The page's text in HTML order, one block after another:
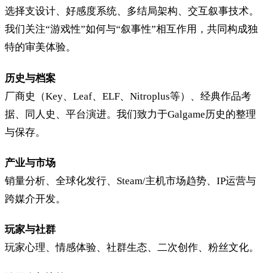
选择支设计、好感度系统、多结局架构、交互叙事技术。
我们关注“游戏性”如何与“叙事性”相互作用，共同构成独
特的审美体验。
历史与档案
厂商史（Key、Leaf、ELF、Nitroplus等）、经典作品考
据、同人史、平台演进。我们致力于Galgame历史的整理
与保存。
产业与市场
销量分析、全球化发行、Steam/主机市场趋势、IP运营与
跨媒介开发。
玩家与社群
玩家心理、情感体验、社群生态、二次创作、粉丝文化。